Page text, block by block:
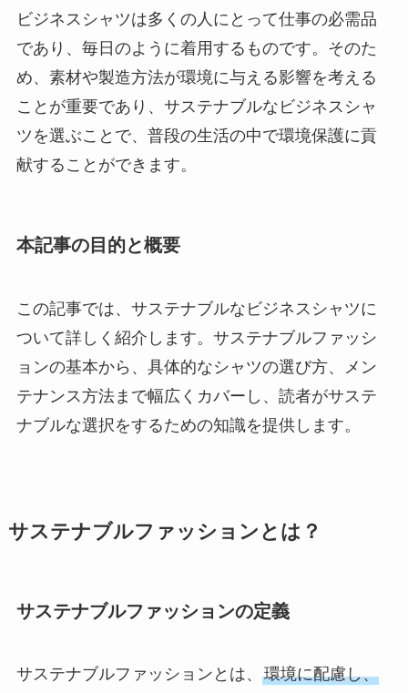
ビジネスシャツは多くの人にとって仕事の必需品
であり、毎日のように着用するものです。そのた
め、素材や製造方法が環境に与える影響を考える
ことが重要であり、サステナブルなビジネスシャ
ツを選ぶことで、普段の生活の中で環境保護に貢
献することができます。
本記事の目的と概要
この記事では、サステナブルなビジネスシャツに
ついて詳しく紹介します。サステナブルファッシ
ョンの基本から、具体的なシャツの選び方、メン
テナンス方法まで幅広くカバーし、読者がサステ
ナブルな選択をするための知識を提供します。
サステナブルファッションとは？
サステナブルファッションの定義
サステナブルファッションとは、 環境に配慮し、